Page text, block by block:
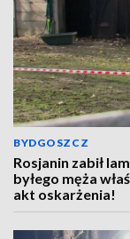
BYDGOSZCZ
Rosjanin zabił
byłego męża
akt oskarżenia!